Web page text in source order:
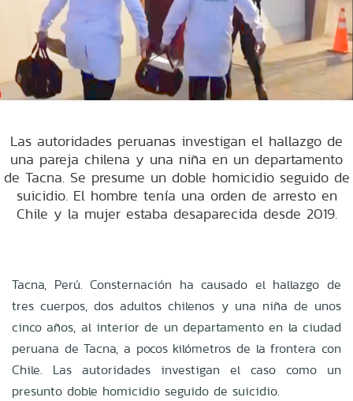
Las autoridades peruanas investigan el hallazgo de
una pareja chilena y una niña en un departamento
de Tacna. Se presume un doble homicidio seguido de
suicidio. El hombre tenía una orden de arresto en
Chile y la mujer estaba desaparecida desde 2019.
Tacna, Perú. Consternación ha causado el hallazgo de
tres cuerpos, dos adultos chilenos y una niña de unos
cinco años, al interior de un departamento en la ciudad
peruana de Tacna, a pocos kilómetros de la frontera con
Chile. Las autoridades investigan el caso como un
presunto doble homicidio seguido de suicidio.